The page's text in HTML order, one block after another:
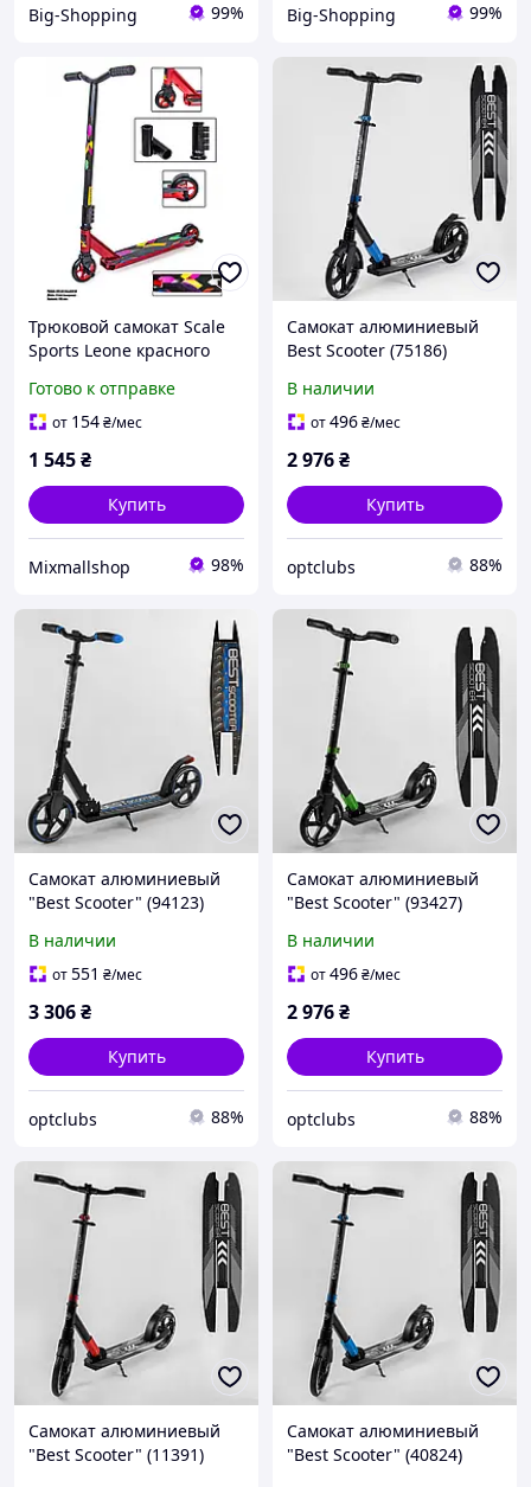
Big-Shopping 99% Big-Shopping 99%
Трюковой самокат Scale
Sports Leone красного
колеса 110 мм на
подшипниках Abec-9
Готово к отправке
от 154₴/мес
1 545₴
Купить
Mixmallshop 98%
Самокат алюминиевый
Best Scooter (75186)
В наличии
от496₴/мес
2 976₴
Купить
optclubs 88%
Самокат алюминиевый
"Best Scooter" (94123)
В наличии
от551 ₴/мес
3 306₴
Купить
optclubs 88%
Самокат алюминиевый
"Best Scooter" (93427)
В наличии
от496₴/мес
2 976₴
Купить
optclubs 88%
Самокат алюминиевый
"Best Scooter" (11391)
Самокат алюминиевый
"Best Scooter" (40824)